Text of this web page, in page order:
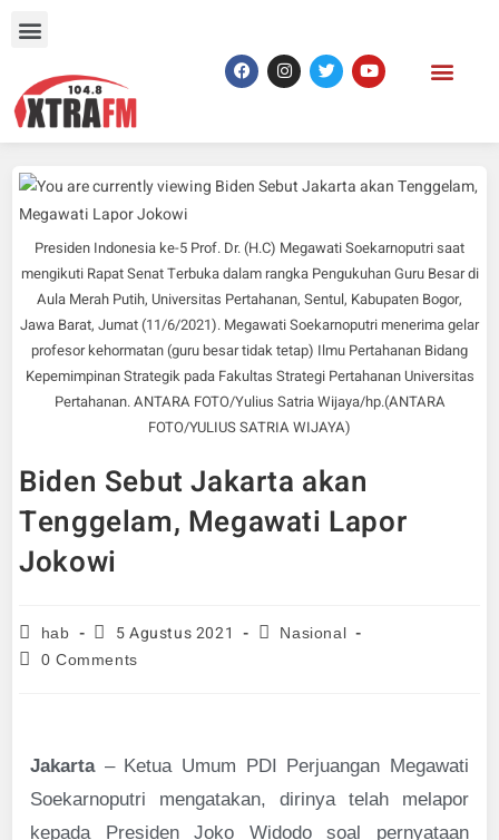
Presiden Indonesia ke-5 Prof. Dr. (H.C) Megawati Soekarnoputri saat
mengikuti Rapat Senat Terbuka dalam rangka Pengukuhan Guru Besar di
Aula Merah Putih, Universitas Pertahanan, Sentul, Kabupaten Bogor,
Jawa Barat, Jumat (11/6/2021). Megawati Soekarnoputri menerima gelar
profesor kehormatan (guru besar tidak tetap) Ilmu Pertahanan Bidang
Kepemimpinan Strategik pada Fakultas Strategi Pertahanan Universitas
Pertahanan. ANTARA FOTO/Yulius Satria Wijaya/hp.(ANTARA
FOTO/YULIUS SATRIA WIJAYA)
Biden Sebut Jakarta akan
Tenggelam, Megawati Lapor
Jokowi
hab 5 Agustus 2021
Nasional
0 Comments
Jakarta– Ketua Umum PDI Perjuangan Megawati
Soekarnoputri mengatakan, dirinya telah melapor
kepada Presiden Joko Widodo soal pernyataan